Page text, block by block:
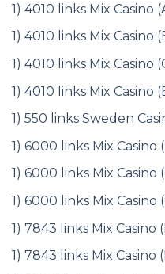
1) 4010 links Mix Casino
1) 4010 links Mix Casino
1) 4010 links Mix Casino
1) 4010 links Mix Casino
1) 550 links Sweden
1) 6000 links Mix Casino
1) 6000 links Mix Casino
1) 6000 links Mix Casino
1) 7843 links Mix Casino
1) 7843 links Mix Casino